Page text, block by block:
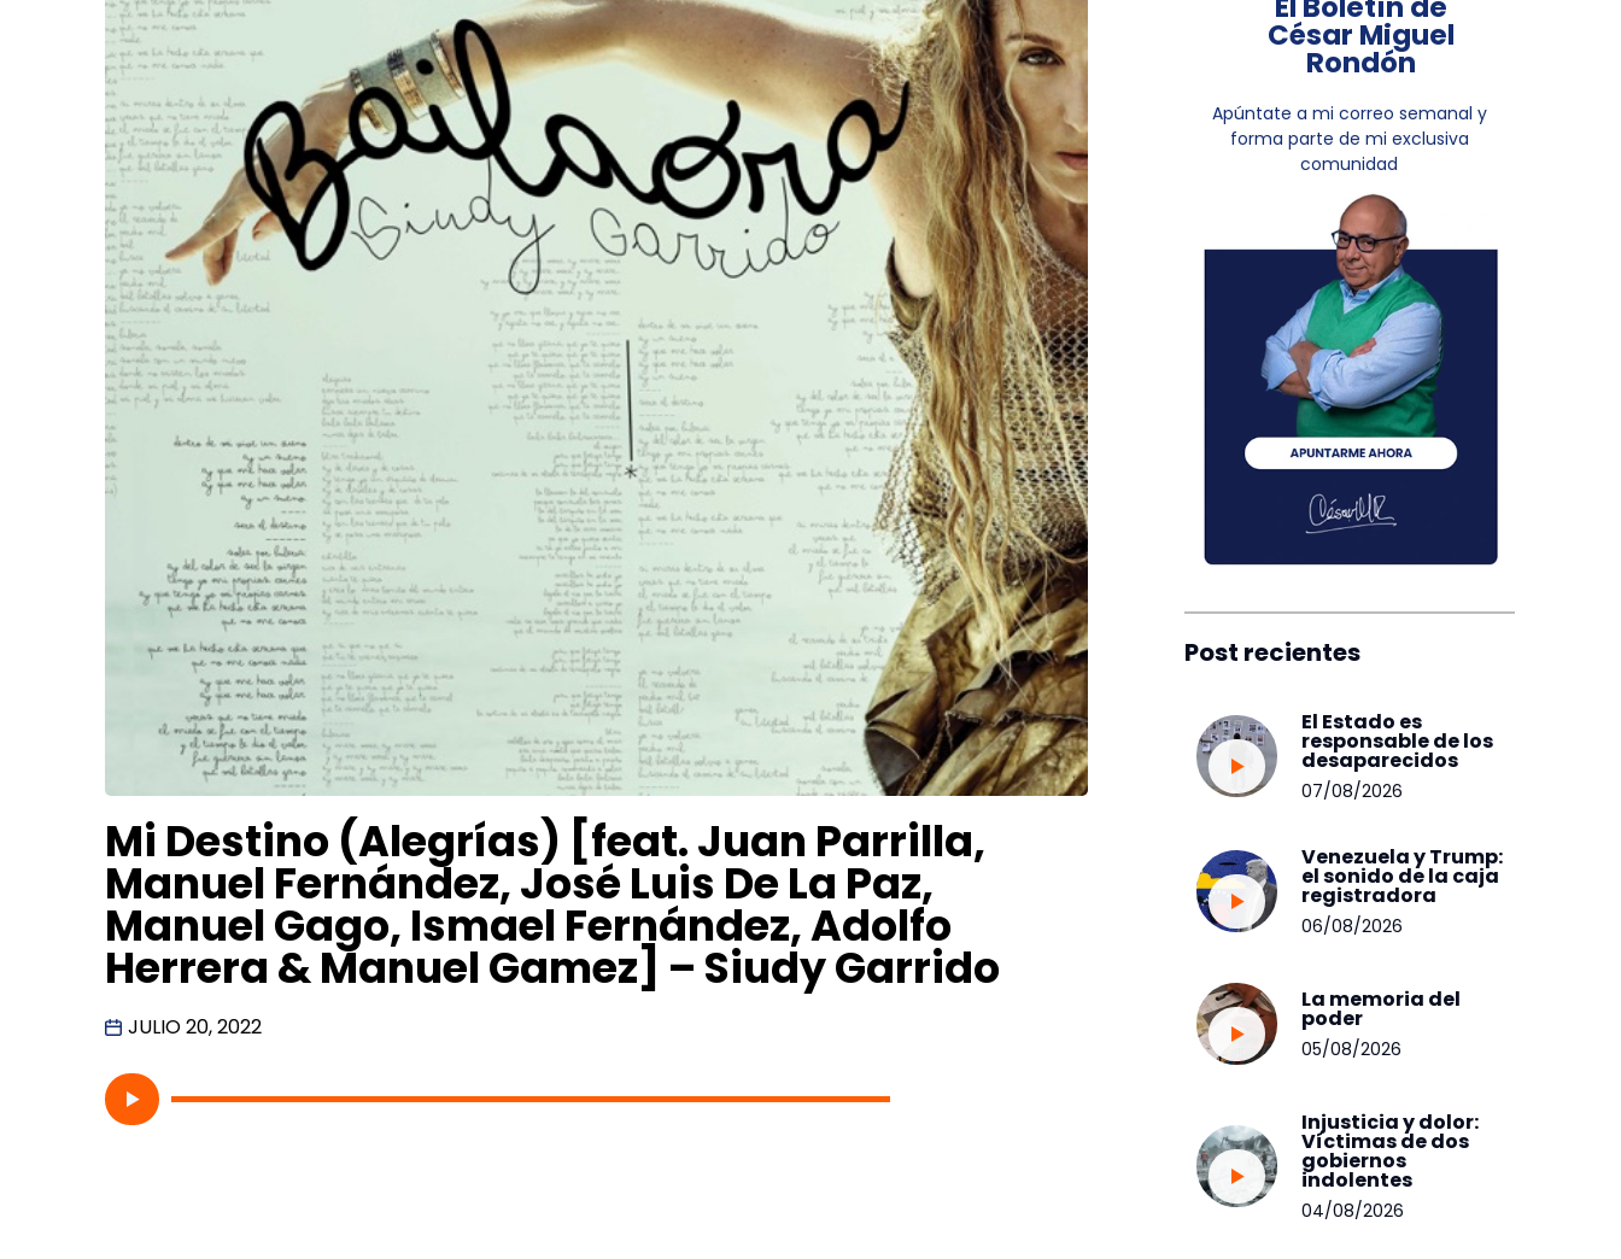
Mi Destino (Alegrías) [feat. Juan Parrilla,
Manuel Fernández, José Luis De La Paz,
Manuel Gago, Ismael Fernández, Adolfo
Herrera & Manuel Gamez] – Siudy Garrido
JULIO 20, 2022
César Miguel
Rondón
Apúntate a mi correo semanal y
forma parte de mi exclusiva
comunidad
Post recientes
El Estado es
responsable de los
desaparecidos
07/08/2026
Venezuela y Trump:
el sonido de la caja
registradora
06/08/2026
La memoria del
poder
05/08/2026
Injusticia y dolor:
Víctimas de dos
gobiernos
indolentes
04/08/2026